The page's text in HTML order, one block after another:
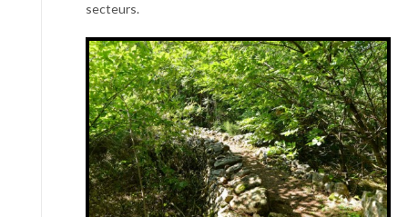
secteurs.